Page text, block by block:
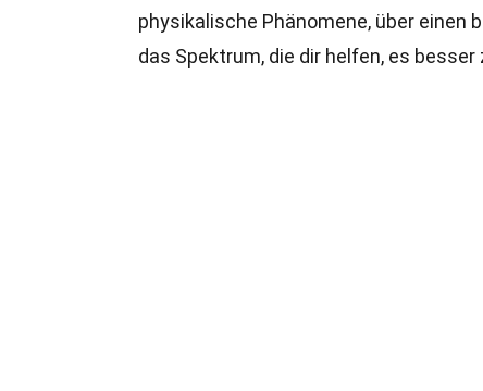
physikalische Phänomene, über einen
das Spektrum, die dir helfen, es besser